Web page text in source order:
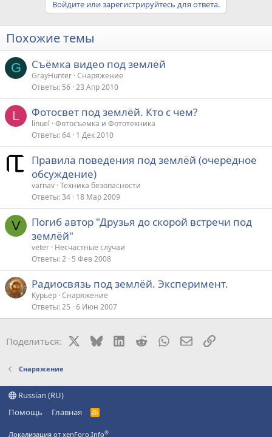
Войдите или зарегистрируйтесь для ответа.
Похожие темы
G Съёмка видео под землёй
GrayHunter Снаряжение
Ответы 56 23 Апр 2010
L Фотосвет под землёй. Кто с чем?
linuel Фотосъемка и Фототехника
Ответы 64 1 Дек 2010
Правила поведения под землёй (очередное
обсуждение)
varnav Техника безопасности
Ответы 34 18 Мар 2009
V
Погиб автор "Друзья до скорой встречи под
землёй"
veter Несчастные случаи
Ответы 2 5 Фев 2008
Радиосвязь под землёй. Эксперимент.
Курьер Снаряжение
Ответы 25 6 Июн 2007
Поделиться: BlueskyLinkedIn
RedditWhatsAppЭлектронная
Ссылка
Снаряжение
Russian (RU)
Помощь
Главная
R
Локализация от xenForo.Info®